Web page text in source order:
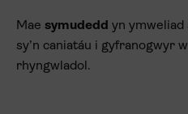
Mae symudedd yn ymweliad
sy’n caniatáu i gyfranogwyr
rhyngwladol.